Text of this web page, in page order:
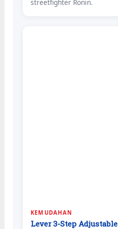
streetfighter Ronin.
KEMUDAHAN
Lever 3-Step Adjustable